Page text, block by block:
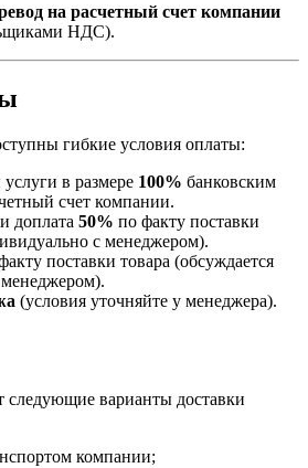
на расчетный счет компании
НДС).
гибкие условия оплаты:
в размере 100% банковским
счет компании.
и доплата 50% по факту поставки
с менеджером).
поставки товара (обсуждается
(условия уточняйте у менеджера).
варианты доставки
компании;